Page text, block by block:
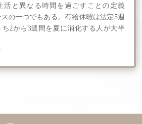
活と異なる時間を過ごすことの定義
の一つでもある。有給休暇は法定5週
ち2から3週間を夏に消化する人が大半